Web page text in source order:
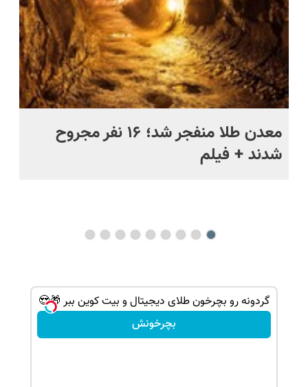
معدن طلا منفجر شد؛ ۱۶ نفر مجروح
شدند + فیلم
گردونه رو بچرخون طلای دیجیتال و بیت کوین ببر 🎁😍
بچرخونش